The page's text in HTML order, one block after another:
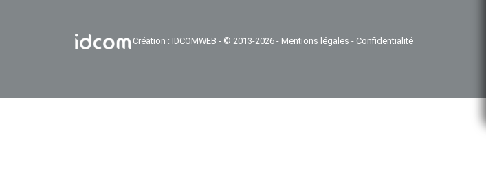
Création : IDCOMWEB - © 2013-2026 - Mentions légales - Confidentialité